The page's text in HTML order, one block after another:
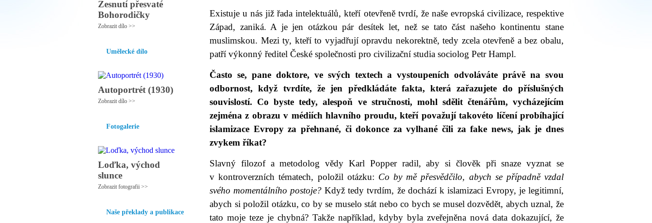
Zesnutí přesvaté
Bohorodičky
Zobrazit dílo >>
Umělecké dílo
Autoportrét (1930)
Zobrazit dílo >>
Fotogalerie
Loďka, východ
slunce
Zobrazit fotografii >>
Naše překlady a publikace
Existuje u nás již řada intelektuálů, kteří otevřeně tvrdí, že naše evropská civilizace, respektive
Západ, zaniká. A je jen otázkou pár desítek let, než se tato část našeho kontinentu stane
muslimskou. Mezi ty, kteří to vyjadřují opravdu nekorektně, tedy zcela otevřeně a bez obalu,
patří výkonný ředitel České společnosti pro civilizační studia sociolog Petr Hampl.
Často se, pane doktore, ve svých textech a vystoupeních odvoláváte právě na svou
odbornost, když tvrdíte, že jen předkládáte fakta, která zařazujete do příslušných
souvislostí. Co byste tedy, alespoň ve stručnosti, mohl sdělit čtenářům, vycházejícím
zejména z obrazu v médiích hlavního proudu, kteří považují takovéto líčení probíhající
islamizace Evropy za přehnané, či dokonce za vylhané čili za fake news, jak je dnes
zvykem říkat?
Slavný filozof a metodolog vědy Karl Popper radil, aby si člověk při snaze vyznat se
v kontroverzních tématech, položil otázku: Co by mě přesvědčilo, abych se případně vzdal
svého momentálního postoje? Když tedy tvrdím, že dochází k islamizaci Evropy, je legitimní,
abych si položil otázku, co by se muselo stát nebo co bych se musel dozvědět, abych uznal, že
tato moje teze je chybná? Takže například, kdyby byla zveřejněna nová data dokazující, že